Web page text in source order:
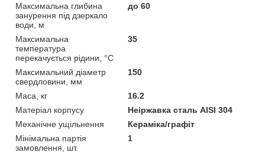
Максимальна глибина
занурення під дзеркало
води, м
до 60
Максимальна
температура
перекачується рідини, °C
35
Максимальний діаметр
свердловини, мм
150
Маса, кг
16.2
Матеріал корпусу
Неіржавка сталь AISI 304
Механічне ущільнення
Кераміка/графіт
Мінімальна партія
замовлення, шт.
1